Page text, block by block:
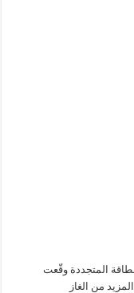
المتجددة وقّعت
من الغاز